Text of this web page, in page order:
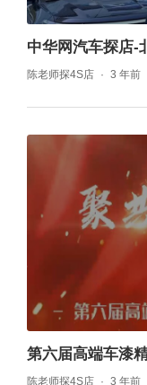
中华网汽车探店-
陈老师探4S店 3 年前
第六届高端车漆
陈老师探4S店 3 年前